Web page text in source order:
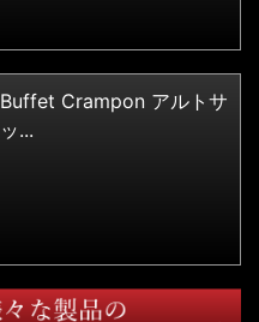
Buffet Crampon アルトサ
ッ...